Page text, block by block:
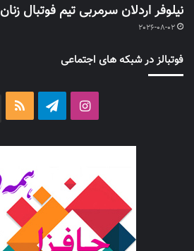
نیلوفر اردلان سرمربی تیم فوتبال
2026-08-02
فوتبالز در شبکه های اجتماعی
اینستاگرامتلگرام